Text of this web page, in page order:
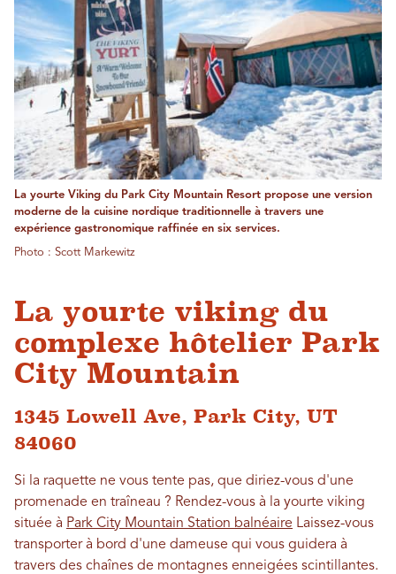
La yourte Viking du Park City Mountain Resort propose une version
moderne de la cuisine nordique traditionnelle à travers une
expérience gastronomique raffinée en six services.
Photo : Scott Markewitz
La yourte viking du
complexe hôtelier Park
City Mountain
1345 Lowell Ave, Park City, UT
84060
Si la raquette ne vous tente pas, que diriez-vous d'une
promenade en traîneau ? Rendez-vous à la yourte viking
située à Park City Mountain Station balnéaire Laissez-vous
transporter à bord d'une dameuse qui vous guidera à
travers des chaînes de montagnes enneigées scintillantes.